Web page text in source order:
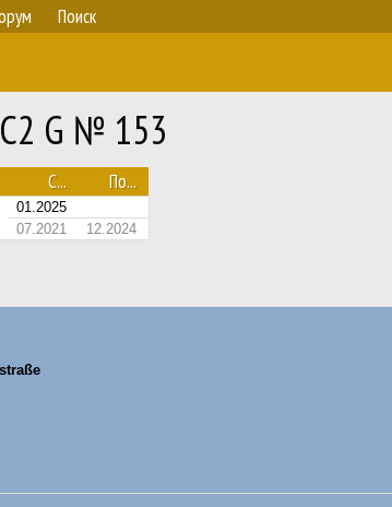
Поиск
G № 153
С... По...
01.2025
07.2021 12.2024